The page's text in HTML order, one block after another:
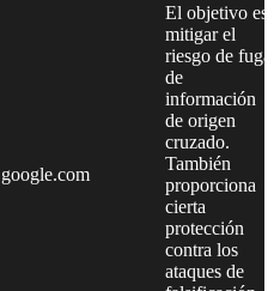
google.com
El objetivo es
mitigar el
riesgo de fuga
de
información
de origen
cruzado.
También
proporciona
cierta
protección
contra los
ataques de